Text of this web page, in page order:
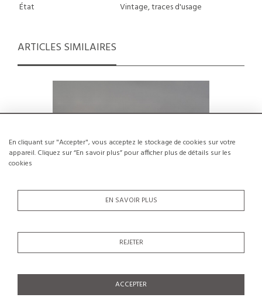
En cliquant sur "Accepter", vous acceptez le stockage de cookies sur votre
appareil. Cliquez sur “En savoir plus” pour afficher plus de détails sur les
cookies
EN SAVOIR PLUS
REJETER
ACCEPTER
État
Vintage, traces d'usage
ARTICLES SIMILAIRES
Paire d'appliques par Charlotte Perriand
€1,200